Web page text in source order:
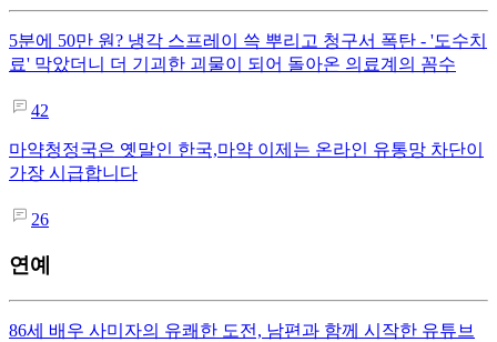
5분에 50만 원? 냉각 스프레이 쓱 뿌리고 청구서 폭탄 - '도수치
료' 막았더니 더 기괴한 괴물이 되어 돌아온 의료계의 꼼수
42
마약청정국은 옛말인 한국,마약 이제는 온라인 유통망 차단이
가장 시급합니다
26
연예
86세 배우 사미자의 유쾌한 도전, 남편과 함께 시작한 유튜브